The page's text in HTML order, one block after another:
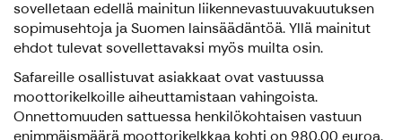
sovelletaan edellä mainitun liikennevastuuvakuutuksen
sopimusehtoja ja Suomen lainsäädäntöä. Yllä mainitut
ehdot tulevat sovellettavaksi myös muilta osin.
Safareille osallistuvat asiakkaat ovat vastuussa
moottorikelkoille aiheuttamistaan vahingoista.
Onnettomuuden sattuessa henkilökohtaisen vastuun
enimmäismäärä moottorikelkkaa kohti on 980,00 euroa.